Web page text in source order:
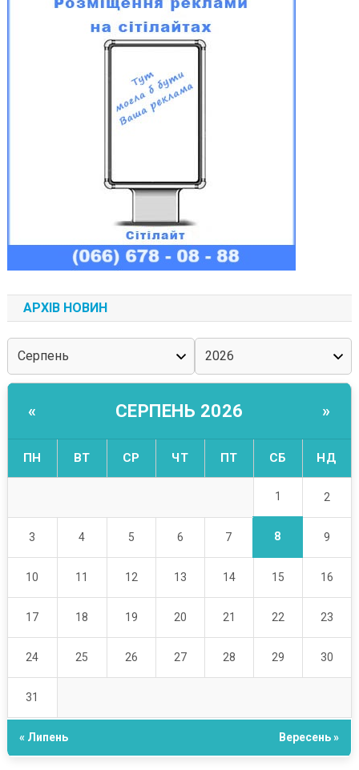
АРХІВ НОВИН
« СЕРПЕНЬ 2026 »
ПН ВТ СР ЧТ ПТ СБ НД
1 2
3 4 5 6 7 8 9
10 11 12 13 14 15 16
17 18 19 20 21 22 23
24 25 26 27 28 29 30
31
« Липень Вересень »